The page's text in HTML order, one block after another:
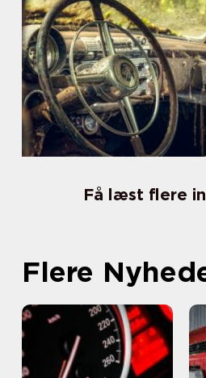
Få læst flere
Flere